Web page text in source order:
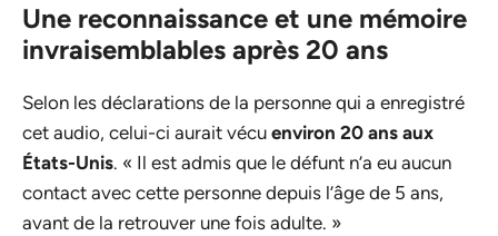
Une reconnaissance et une mémoire
invraisemblables après 20 ans
Selon les déclarations de la personne qui a enregistré
cet audio, celui-ci aurait vécu environ 20 ans aux
États-Unis. « Il est admis que le défunt n’a eu aucun
contact avec cette personne depuis l’âge de 5 ans,
avant de la retrouver une fois adulte. »